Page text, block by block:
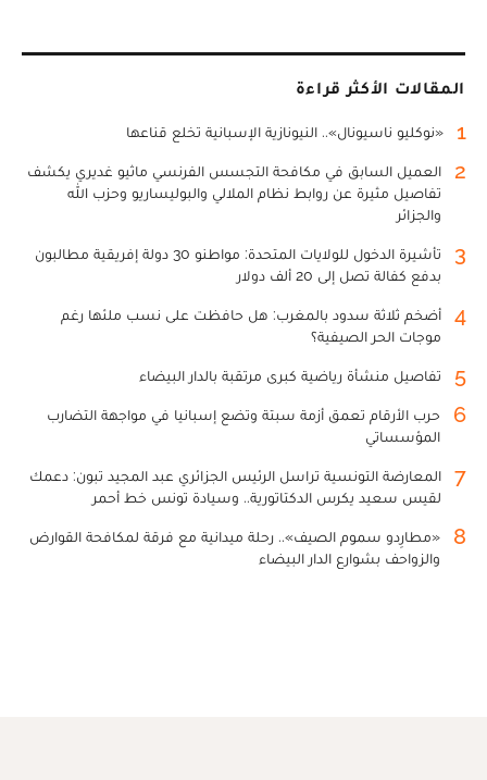
المقالات الأكثر قراءة
1 «نوكليو ناسيونال».. النيونازية الإسبانية تخلع قناعها
2
العميل السابق في مكافحة التجسس الفرنسي ماثيو غديري يكشف
تفاصيل مثيرة عن روابط نظام الملالي والبوليساريو وحزب الله
والجزائر
3
تأشيرة الدخول للولايات المتحدة: مواطنو 30 دولة إفريقية مطالبون
بدفع كفالة تصل إلى 20 ألف دولار
4
أضخم ثلاثة سدود بالمغرب: هل حافظت على نسب ملئها رغم
موجات الحر الصيفية؟
5 تفاصيل منشأة رياضية كبرى مرتقبة بالدار البيضاء
6
حرب الأرقام تعمق أزمة سبتة وتضع إسبانيا في مواجهة التضارب
المؤسساتي
7
المعارضة التونسية تراسل الرئيس الجزائري عبد المجيد تبون: دعمك
لقيس سعيد يكرس الدكتاتورية.. وسيادة تونس خط أحمر
8
«مطارِدو سموم الصيف».. رحلة ميدانية مع فرقة لمكافحة القوارض
والزواحف بشوارع الدار البيضاء